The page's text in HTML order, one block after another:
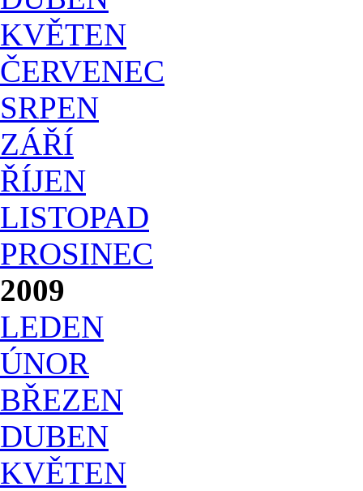
KVĚTEN
ČERVENEC
SRPEN
ZÁŘÍ
ŘÍJEN
LISTOPAD
PROSINEC
2009
LEDEN
ÚNOR
BŘEZEN
DUBEN
KVĚTEN